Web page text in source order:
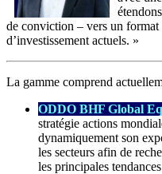
de conviction – vers un
d’investissement actuels. »
La gamme comprend
ODDO BHF Global
stratégie actions
dynamiquement son
les secteurs afin de
les principales